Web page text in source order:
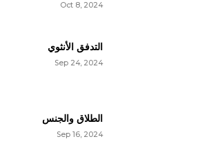
Oct 8, 2024
التدفق الأنثوي
Sep 24, 2024
الطلاق والجنس
Sep 16, 2024